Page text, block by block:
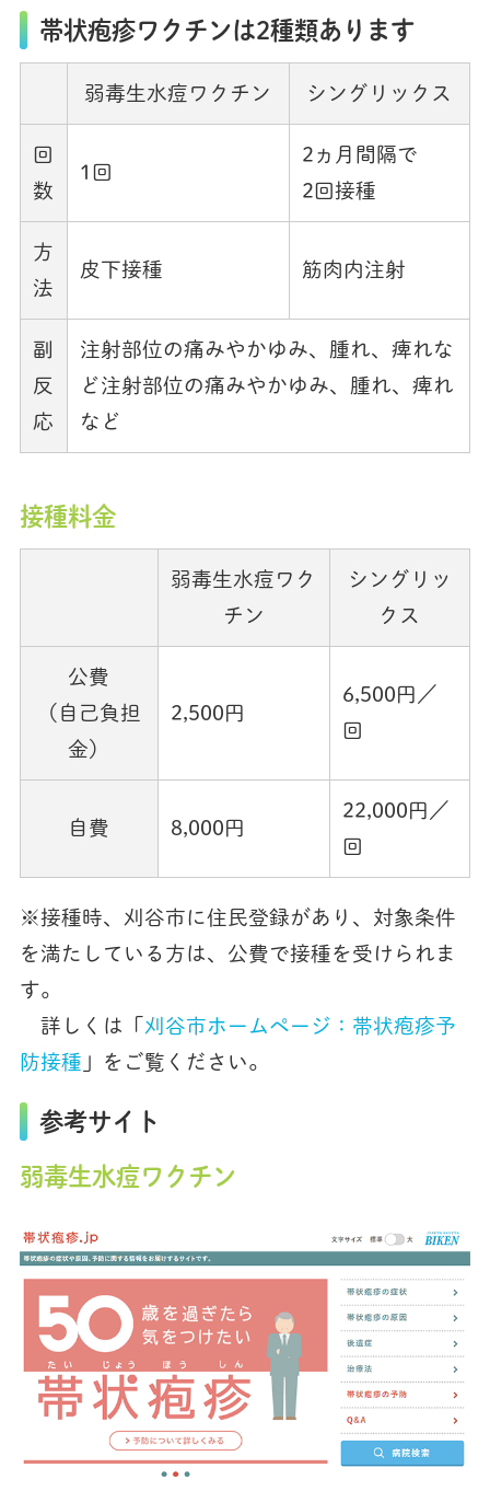
帯状疱疹ワクチンは2種類あります
弱毒生水痘ワクチン シングリックス
回
数
1回
2ヵ月間隔で
2回接種
方
法
皮下接種 筋肉内注射
副
反
応
注射部位の痛みやかゆみ、腫れ、痺れな
ど注射部位の痛みやかゆみ、腫れ、痺れ
など
接種料金
弱毒生水痘ワク
チン
シングリッ
クス
公費
（自己負担
金）
2,500円
6,500円／
回
自費 8,000円
22,000円／
回
※接種時、刈谷市に住民登録があり、対象条件
を満たしている方は、公費で接種を受けられま
す。
詳しくは「 刈谷市ホームページ：帯状疱疹予
防接種 」をご覧ください。
参考サイト
弱毒生水痘ワクチン